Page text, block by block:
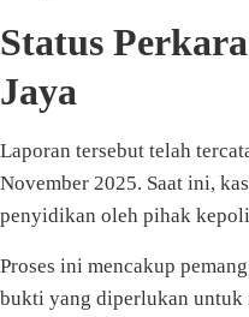
Status
Jaya
Laporan tersebut telah
November 2025. Saat ini,
penyidikan oleh pihak
Proses ini mencakup
bukti yang diperlukan untuk